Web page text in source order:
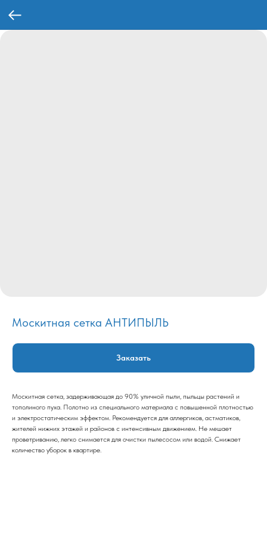
Москитная сетка АНТИПЫЛЬ
Заказать
Москитная сетка, задерживающая до 90% уличной пыли, пыльцы растений и
тополиного пуха. Полотно из специального материала с повышенной плотностью
и электростатическим эффектом. Рекомендуется для аллергиков, астматиков,
жителей нижних этажей и районов с интенсивным движением. Не мешает
проветриванию, легко снимается для очистки пылесосом или водой. Снижает
количество уборок в квартире.